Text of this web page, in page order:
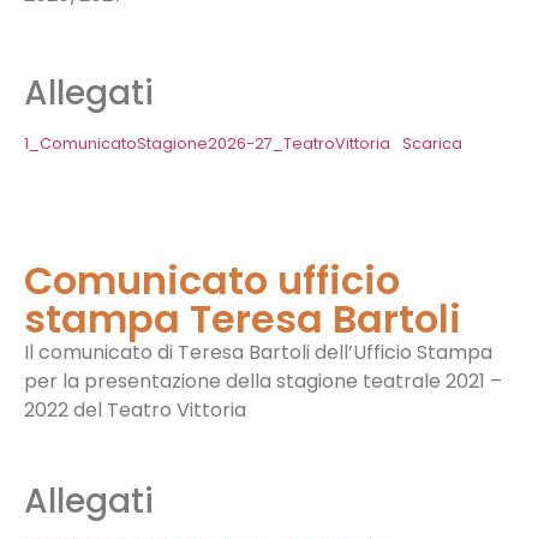
Allegati
1_ComunicatoStagione2026-27_TeatroVittoria Scarica
Comunicato ufficio
stampa Teresa Bartoli
Il comunicato di Teresa Bartoli dell’Ufficio Stampa
per la presentazione della stagione teatrale 2021 –
2022 del Teatro Vittoria
Allegati